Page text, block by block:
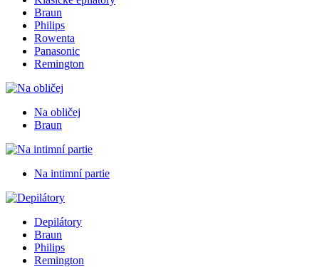
Braun
Philips
Rowenta
Panasonic
Remington
Na obličej
Braun
Na intimní partie
Depilátory
Braun
Philips
Remington